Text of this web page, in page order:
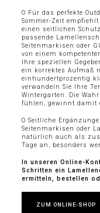
O Für das perfekte
Sommer-Zeit
einen seitlichen
passende
Seitenmarkisen oder
von einem
Ihre speziellen
ein korrektes Aufmaß
einhundertprozentig
verwandeln Sie Ihre
Wintergarten. Die
fühlen, gewinnt damit
O Seitliche
Seitenmarkisen oder
natürlich auch als
Tage an, besonders
In unseren Online-
Schritten ein
ermitteln, bestellen
ZUM ONLINE-SHOP